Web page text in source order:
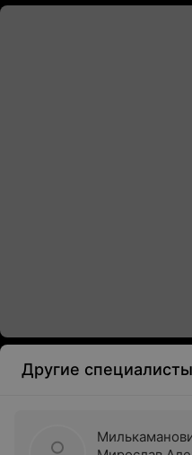
Другие специалисты